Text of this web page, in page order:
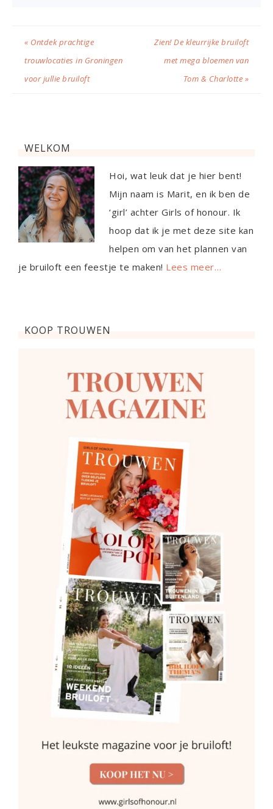
« Ontdek prachtige
trouwlocaties in Groningen
voor jullie bruiloft
Zien! De kleurrijke bruiloft
met mega bloemen van
Tom & Charlotte »
WELKOM
Hoi, wat leuk dat je hier bent!
Mijn naam is Marit, en ik ben de
‘girl’ achter Girls of honour. Ik
hoop dat ik je met deze site kan
helpen om van het plannen van
je bruiloft een feestje te maken! Lees meer…
KOOP TROUWEN